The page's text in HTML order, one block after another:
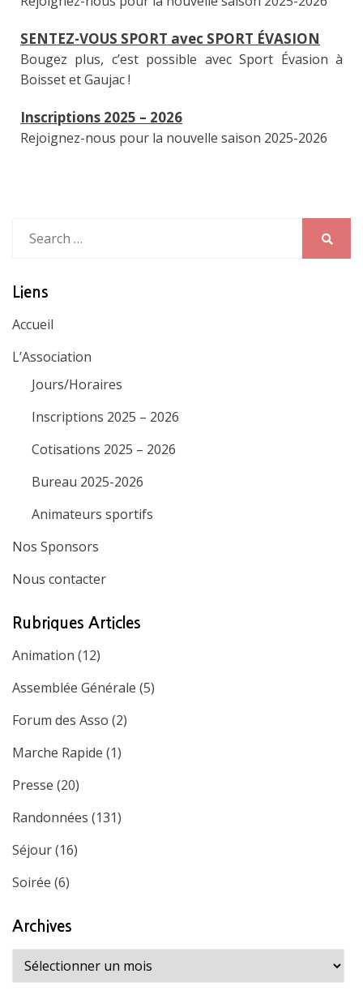
SENTEZ-VOUS SPORT avec SPORT ÉVASION
Bougez plus, c’est possible avec Sport Évasion à
Boisset et Gaujac !
Inscriptions 2025 – 2026
Rejoignez-nous pour la nouvelle saison 2025-2026
for:
Liens
Accueil
L’Association
Jours/Horaires
Inscriptions 2025 – 2026
Cotisations 2025 – 2026
Bureau 2025-2026
Animateurs sportifs
Nos Sponsors
Nous contacter
Rubriques Articles
Animation (12)
Assemblée Générale (5)
Forum des Asso (2)
Marche Rapide (1)
Presse (20)
Randonnées (131)
Séjour(16)
Soirée (6)
Archives
Archives